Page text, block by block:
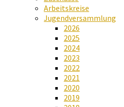
Arbeitskreise
Jugendversammlung
2026
2025
2024
2023
2022
2021
2020
2019